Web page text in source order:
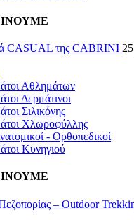
CASUAL της CABRINI
Αθλημάτων
Δερμάτινοι
Σιλικόνης
Χλωροφύλλης
- Ορθοπεδικοί
Κυνηγιού
– Outdoor